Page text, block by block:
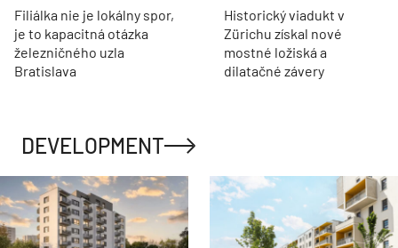
Filiálka nie je lokálny spor,
je to kapacitná otázka
železničného uzla
Bratislava
Historický viadukt v
Zürichu získal nové
mostné ložiská a
dilatačné závery
DEVELOPMENT